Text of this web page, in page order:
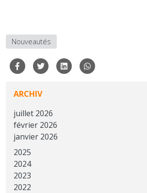
Nouveautés
ARCHIV
juillet 2026
février 2026
janvier 2026
2025
2024
2023
2022